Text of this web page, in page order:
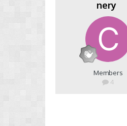
nery
Members
4